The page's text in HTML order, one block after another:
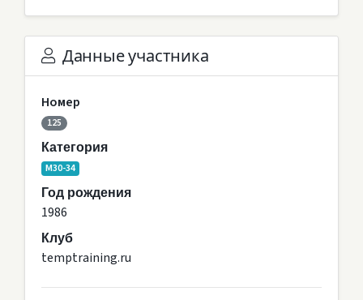
Данные участника
Номер
125
Категория
M30-34
Год рождения
1986
Клуб
temptraining.ru